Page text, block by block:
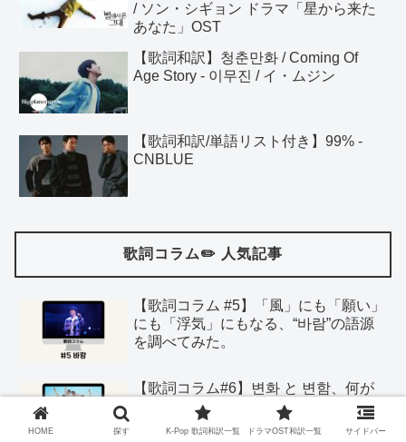
/ ソン・シギョン ドラマ「星から来た
あなた」OST
【歌詞和訳】청춘만화 / Coming Of
Age Story - 이무진 / イ・ムジン
【歌詞和訳/単語リスト付き】99% -
CNBLUE
歌詞コラム✏️ 人気記事
【歌詞コラム #5】「風」にも「願い」
にも「浮気」にもなる、“바람”の語源
を調べてみた。
【歌詞コラム#6】변화 と 변함、何が
違うのか調べてみた🔎
HOME 探す K-Pop 歌詞和訳一覧 ドラマOST和訳一覧 サイドバー